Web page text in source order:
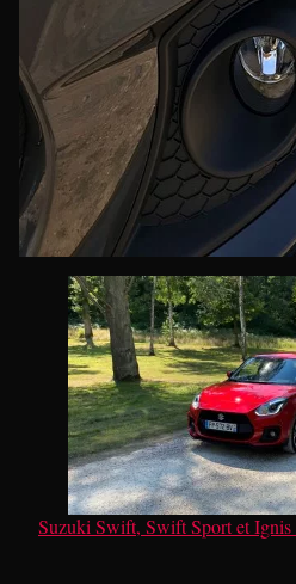
Suzuki Swift, Swift Sport et Ignis